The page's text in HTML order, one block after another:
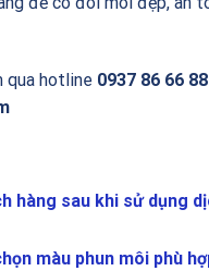
qua hotline 0937 86 66 88
hàng sau khi sử dụng
màu phun môi phù